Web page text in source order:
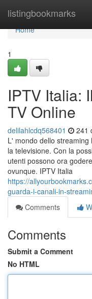
listingbookmarks
Home
Home
1
IPTV Italia:
TV Online
delilahlcdq568401 241
L' mondo dello
la televisione. Con la
utenti possono ora
ovunque. IPTV Italia
https://
guarda-i-canali-in-
Comments
Comments
Submit a Comment
No HTML